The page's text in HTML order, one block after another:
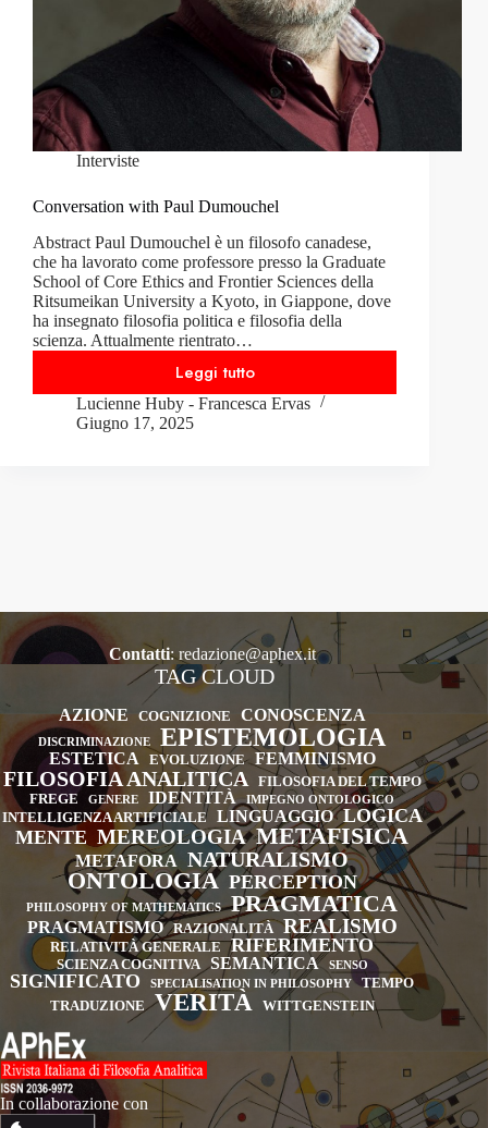
Interviste
Conversation with Paul Dumouchel
Abstract Paul Dumouchel è un filosofo canadese,
che ha lavorato come professore presso la Graduate
School of Core Ethics and Frontier Sciences della
Ritsumeikan University a Kyoto, in Giappone, dove
ha insegnato filosofia politica e filosofia della
scienza. Attualmente rientrato…
Leggi tuttoConversation
with
Lucienne Huby - Francesca Ervas
Giugno 17, 2025
Contatti:redazione@aphex.it
TAG CLOUD
AZIONE COGNIZIONE CONOSCENZA
DISCRIMINAZIONE EPISTEMOLOGIA
ESTETICA EVOLUZIONE FEMMINISMO
FILOSOFIA ANALITICA
FILOSOFIA DEL TEMPO
FREGE
GENERE IDENTITÀ IMPEGNO ONTOLOGICO
INTELLIGENZA ARTIFICIALE LINGUAGGIO LOGICA
MENTE MEREOLOGIA METAFISICA
METAFORA NATURALISMO
ONTOLOGIA PERCEPTION
PHILOSOPHY OF MATHEMATICS PRAGMATICA
PRAGMATISMO RAZIONALITÀ REALISMO
RELATIVITÀ GENERALE RIFERIMENTO
SCIENZA COGNITIVA SEMANTICA SENSO
SIGNIFICATO SPECIALISATION IN PHILOSOPHY
TEMPO
TRADUZIONE
VERITÀ WITTGENSTEIN
In collaborazione con